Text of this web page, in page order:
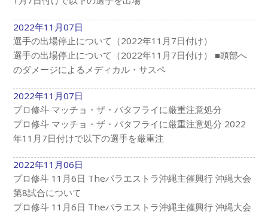
2022年11月07日
選手の出場停止について（2022年11月7日付け）
選手の出場停止について（2022年11月7日付け） ■頭部へ
のダメージによるメディカル・サスペ
2022年11月07日
プロ修斗 マッチョ・ザ・バタフライに厳重注意処分
プロ修斗 マッチョ・ザ・バタフライに厳重注意処分 2022
年11月7日付けで以下の選手を厳重注
2022年11月06日
プロ修斗 11月6日 Theパラエストラ沖縄主催興行 沖縄大会
第8試合について
プロ修斗 11月6日 Theパラエストラ沖縄主催興行 沖縄大会